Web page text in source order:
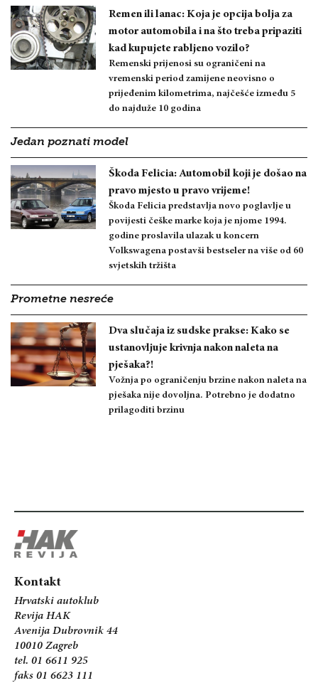
Remen ili lanac: Koja je opcija bolja za
motor automobila i na što treba pripaziti
kad kupujete rabljeno vozilo?
Remenski prijenosi su ograničeni na
vremenski period zamijene neovisno o
prijeđenim kilometrima, najčešće između 5
do najduže 10 godina
Jedan poznati model
Škoda Felicia: Automobil koji je došao na
pravo mjesto u pravo vrijeme!
Škoda Felicia predstavlja novo poglavlje u
povijesti češke marke koja je njome 1994.
godine proslavila ulazak u koncern
Volkswagena postavši bestseler na više od 60
svjetskih tržišta
Prometne nesreće
Dva slučaja iz sudske prakse: Kako se
ustanovljuje krivnja nakon naleta na
pješaka?!
Vožnja po ograničenju brzine nakon naleta na
pješaka nije dovoljna. Potrebno je dodatno
prilagoditi brzinu
Kontakt
Hrvatski autoklub
Revija HAK
Avenija Dubrovnik 44
10010 Zagreb
tel. 01 6611 925
faks 01 6623 111